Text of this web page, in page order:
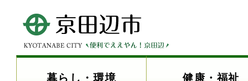
暮らし・環境 健康・福祉